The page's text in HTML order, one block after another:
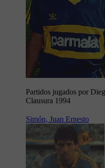
Partidos jugados por
Clausura 1994
Simón, Juan Ernesto